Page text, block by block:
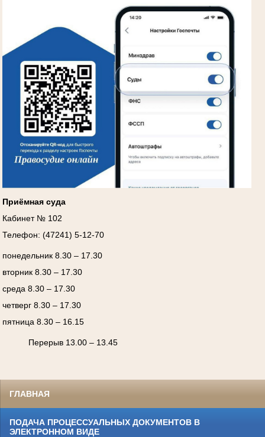
Приёмная суда
Кабинет № 102
Телефон: (47241) 5-12-70
понедельник 8.30 – 17.30
вторник 8.30 – 17.30
среда 8.30 – 17.30
четверг 8.30 – 17.30
пятница 8.30 – 16.15
Перерыв 13.00 – 13.45
ГЛАВНАЯ
ПОДАЧА ПРОЦЕССУАЛЬНЫХ ДОКУМЕНТОВ В
ЭЛЕКТРОННОМ ВИДЕ